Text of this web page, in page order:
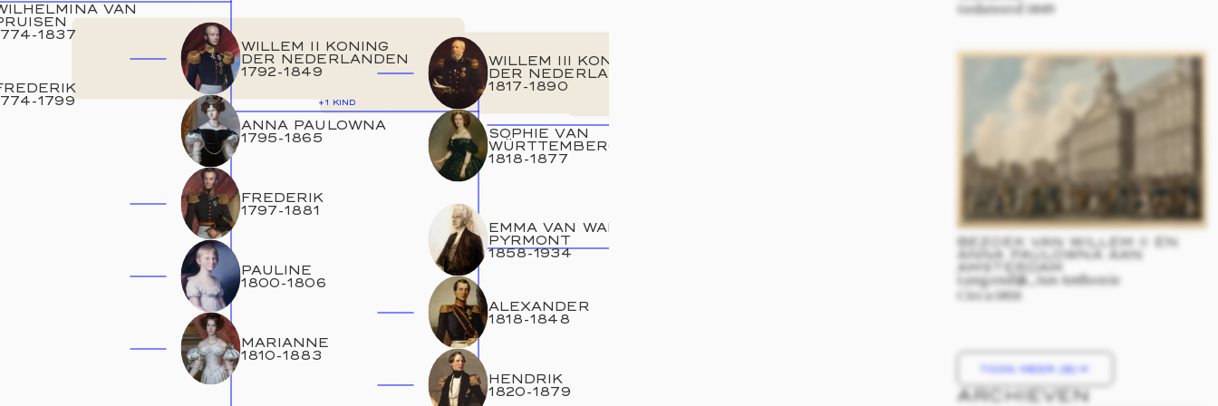
VAN
-1837
-1799
WILLEM II KONING
DER NEDERLANDEN
1792-1849
+1 KIND
ANNA PAULOWNA
1795-1865
FREDERIK
1797-1881
PAULINE
1800-1806
MARIANNE
1810-1883
WILLEM III KONING
DER NEDERLANDEN
1817-1890
1
SOPHIE VAN
WÜRTTEMBERG
1818-1877
2
EMMA VAN WALDECK-
PYRMONT
1858-1934
ALEXANDER
1818-1848
HENDRIK
1820-1879
BERNHARD VAN